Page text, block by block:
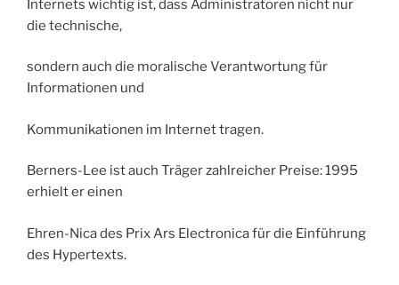
Internets wichtig ist, dass Administratoren nicht nur
die technische,
sondern auch die moralische Verantwortung für
Informationen und
Kommunikationen im Internet tragen.
Berners-Lee ist auch Träger zahlreicher Preise: 1995
erhielt er einen
Ehren-Nica des Prix Ars Electronica für die Einführung
des Hypertexts.